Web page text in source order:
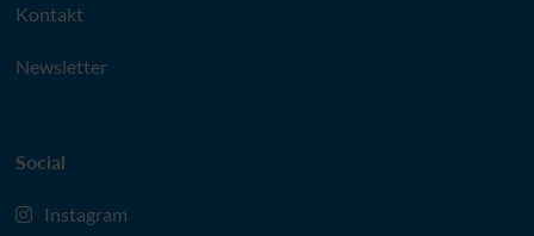
Kontakt
Newsletter
Social
Instagram